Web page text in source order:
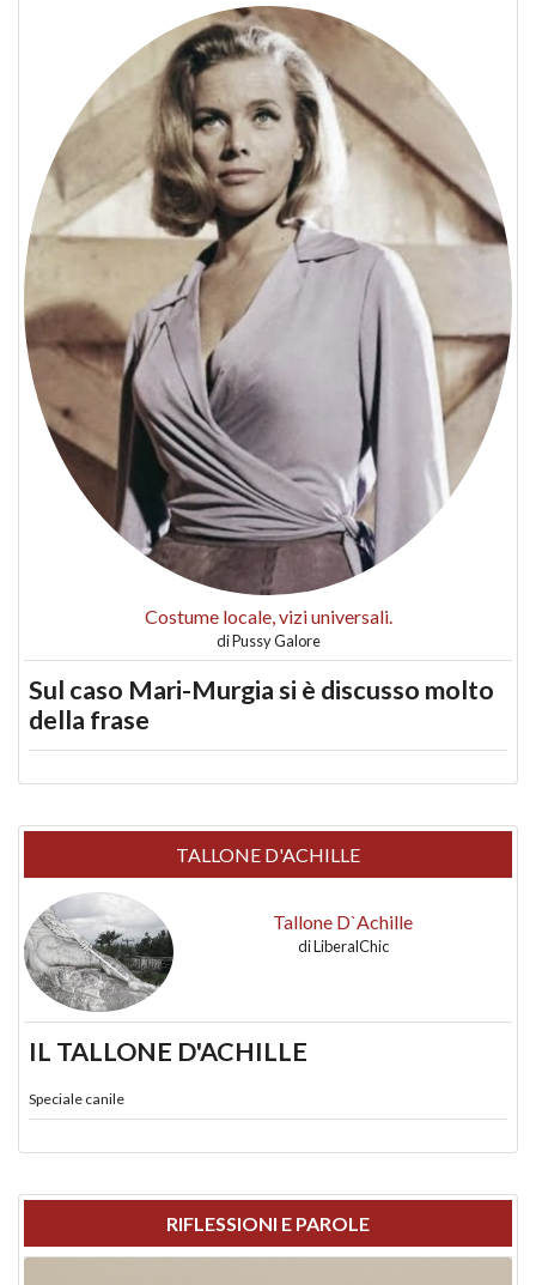
Costume locale, vizi universali.
diPussy Galore
Sul caso Mari-Murgia si è discusso molto
della frase
TALLONE D'ACHILLE
Tallone D`Achille
diLiberalChic
IL TALLONE D'ACHILLE
Speciale canile
RIFLESSIONI E PAROLE